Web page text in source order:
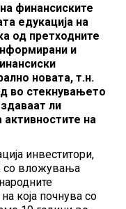
финансиските
едукација на
од претходните
и
новата, т.н.
во стекнувањето
ли
на
инвеститори,
со вложувања
која почнува со